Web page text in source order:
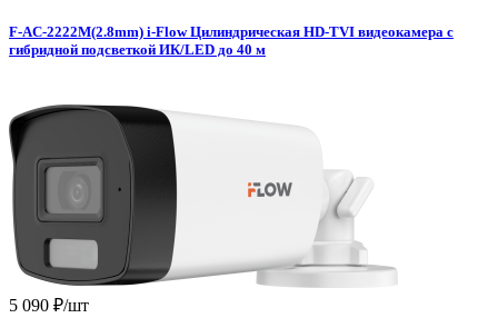
F-AC-2222M(2.8mm) i-Flow Цилиндрическая HD-TVI видеокамера с
гибридной подсветкой ИК/LED до 40 м
5 090 ₽/шт